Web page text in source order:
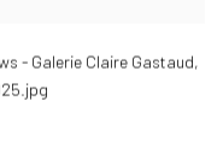
- Galerie Claire Gastaud,